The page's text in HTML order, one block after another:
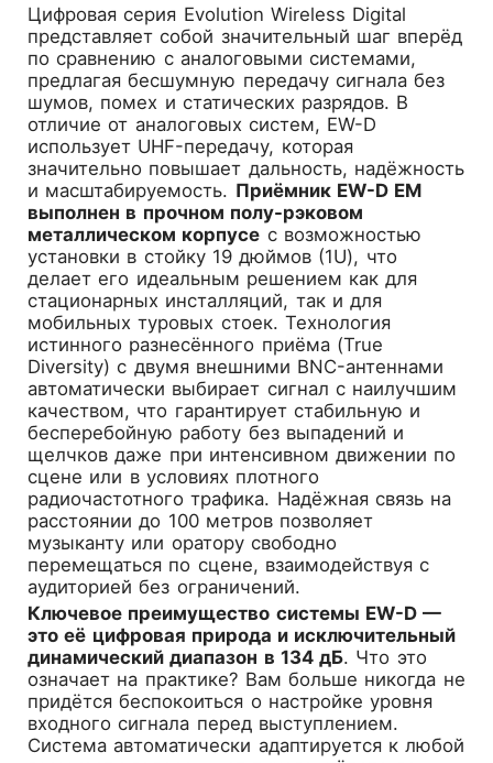
Цифровая серия Evolution Wireless Digital
представляет собой значительный шаг вперёд
по сравнению с аналоговыми системами,
предлагая бесшумную передачу сигнала без
шумов, помех и статических разрядов. В
отличие от аналоговых систем, EW-D
использует UHF-передачу, которая
значительно повышает дальность, надёжность
и масштабируемость. Приёмник EW-D EM
выполнен в прочном полу-рэковом
металлическом корпусе с возможностью
установки в стойку 19 дюймов (1U), что
делает его идеальным решением как для
стационарных инсталляций, так и для
мобильных туровых стоек. Технология
истинного разнесённого приёма (True
Diversity) с двумя внешними BNC-антеннами
автоматически выбирает сигнал с наилучшим
качеством, что гарантирует стабильную и
бесперебойную работу без выпадений и
щелчков даже при интенсивном движении по
сцене или в условиях плотного
радиочастотного трафика. Надёжная связь на
расстоянии до 100 метров позволяет
музыканту или оратору свободно
перемещаться по сцене, взаимодействуя с
аудиторией без ограничений.
Ключевое преимущество системы EW-D —
это её цифровая природа и исключительный
динамический диапазон в 134 дБ. Что это
означает на практике? Вам больше никогда не
придётся беспокоиться о настройке уровня
входного сигнала перед выступлением.
Система автоматически адаптируется к любой